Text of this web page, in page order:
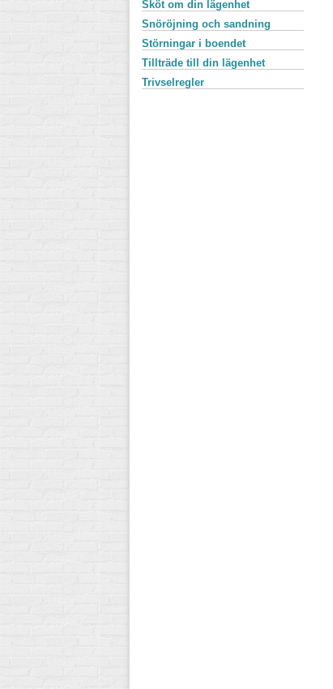
Sköt om din lägenhet
Snöröjning och sandning
Störningar i boendet
Tillträde till din lägenhet
Trivselregler